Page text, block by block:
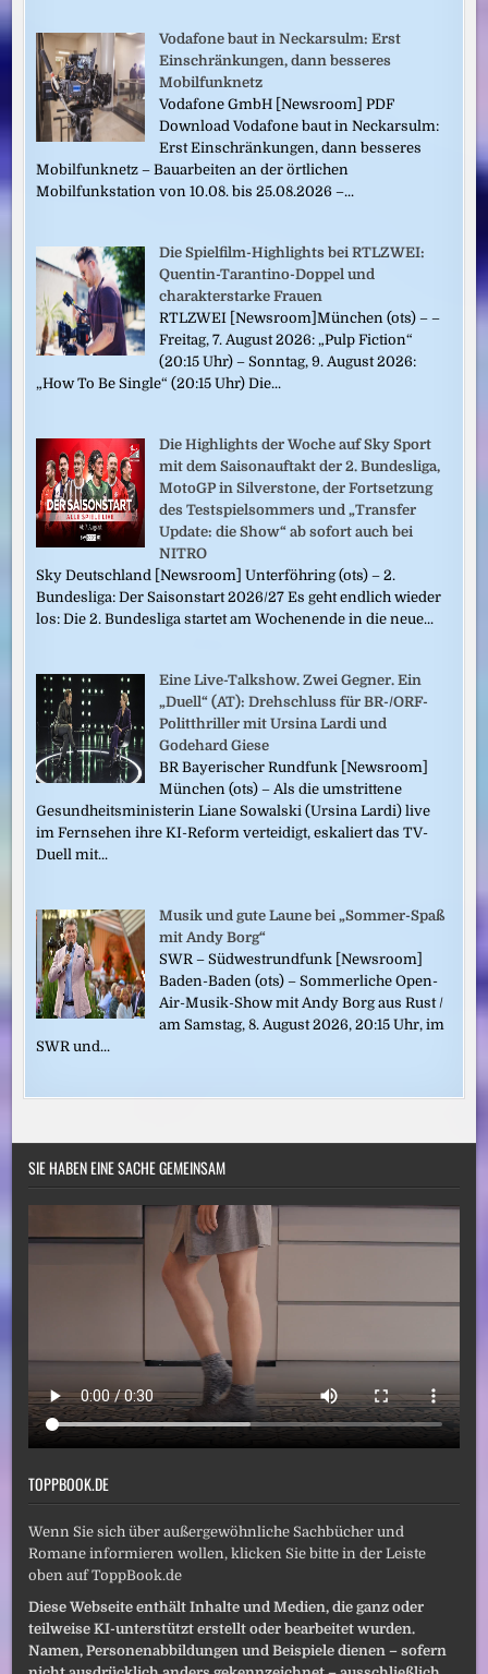
Vodafone baut in Neckarsulm: Erst
Einschränkungen, dann besseres
Mobilfunknetz
Vodafone GmbH [Newsroom] PDF
Download Vodafone baut in Neckarsulm:
Erst Einschränkungen, dann besseres
Mobilfunknetz – Bauarbeiten an der örtlichen
Mobilfunkstation von 10.08. bis 25.08.2026 –...
Die Spielfilm-Highlights bei RTLZWEI:
Quentin-Tarantino-Doppel und
charakterstarke Frauen
RTLZWEI [Newsroom]München (ots) – –
Freitag, 7. August 2026: „Pulp Fiction“
(20:15 Uhr) – Sonntag, 9. August 2026:
„How To Be Single“ (20:15 Uhr) Die...
Die Highlights der Woche auf Sky Sport
mit dem Saisonauftakt der 2. Bundesliga,
MotoGP in Silverstone, der Fortsetzung
des Testspielsommers und „Transfer
Update: die Show“ ab sofort auch bei
NITRO
Sky Deutschland [Newsroom] Unterföhring (ots) – 2.
Bundesliga: Der Saisonstart 2026/27 Es geht endlich wieder
los: Die 2. Bundesliga startet am Wochenende in die neue...
Eine Live-Talkshow. Zwei Gegner. Ein
„Duell“ (AT): Drehschluss für BR-/ORF-
Politthriller mit Ursina Lardi und
Godehard Giese
BR Bayerischer Rundfunk [Newsroom]
München (ots) – Als die umstrittene
Gesundheitsministerin Liane Sowalski (Ursina Lardi) live
im Fernsehen ihre KI-Reform verteidigt, eskaliert das TV-
Duell mit...
Musik und gute Laune bei „Sommer-Spaß
mit Andy Borg“
SWR – Südwestrundfunk [Newsroom]
Baden-Baden (ots) – Sommerliche Open-
Air-Musik-Show mit Andy Borg aus Rust /
am Samstag, 8. August 2026, 20:15 Uhr, im
SWR und...
SIE HABEN EINE SACHE GEMEINSAM
TOPPBOOK.DE
Wenn Sie sich über außergewöhnliche Sachbücher und
Romane informieren wollen, klicken Sie bitte in der Leiste
oben auf ToppBook.de
Diese Webseite enthält Inhalte und Medien, die ganz oder
teilweise KI-unterstützt erstellt oder bearbeitet wurden.
Namen, Personenabbildungen und Beispiele dienen – sofern